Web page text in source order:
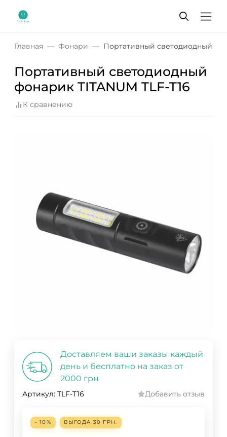
Главная Фонари Портативный светодиодный
Портативный светодиодный
фонарик TITANUM TLF-T16
К сравнению
Доставляем ваши заказы каждый
день и бесплатно на заказ от
2000 грн
Артикул: TLF-T16 Добавить отзыв
- 10% ВЫГОДА 30 ГРН.